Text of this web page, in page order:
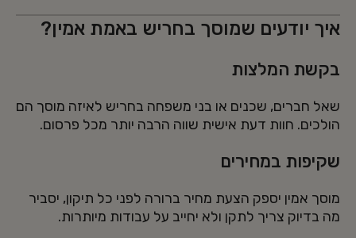
איך יודעים שמוסך בחריש באמת אמין?
בקשת המלצות
שאל חברים, שכנים או בני משפחה בחריש לאיזה מוסך הם
הולכים. חוות דעת אישית שווה הרבה יותר מכל פרסום.
שקיפות במחירים
מוסך אמין יספק הצעת מחיר ברורה לפני כל תיקון, יסביר
מה בדיוק צריך לתקן ולא יחייב על עבודות מיותרות.